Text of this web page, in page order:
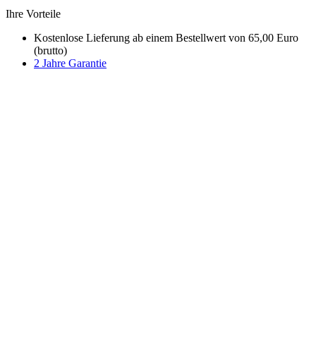
Ihre Vorteile
Kostenlose Lieferung ab einem Bestellwert von 65,00 Euro
(brutto)
2 Jahre Garantie